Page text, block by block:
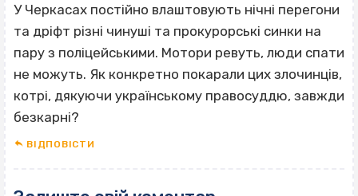
У Черкасах постійно влаштовують нічні перегони
та дріфт різні чинуші та прокурорські синки на
пару з поліцейськими. Мотори ревуть, люди спати
не можуть. Як конкретно покарали цих злочинців,
котрі, дякуючи українському правосуддю, завжди
безкарні?
ВІДПОВІCТИ